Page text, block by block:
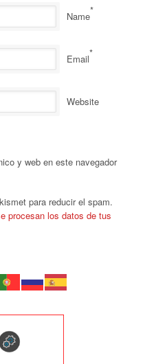
Name*
Email*
Website
y web en este navegador
para reducir el spam.
procesan los datos de tus